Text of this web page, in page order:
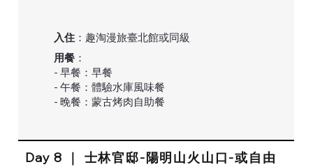
入住 ：趣淘漫旅臺北館或同級
用餐 ：
- 早餐：早餐
- 午餐：體驗水庫風味餐
- 晚餐：蒙古烤肉自助餐
Day 8 ｜ 士林官邸-陽明山火山口-或自由